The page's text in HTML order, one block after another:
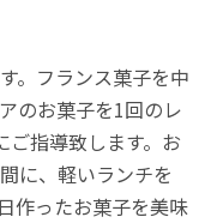
。フランス菓子を中
のお菓子を1回のレ
ご指導致します。お
に、軽いランチを
作ったお菓子を美味